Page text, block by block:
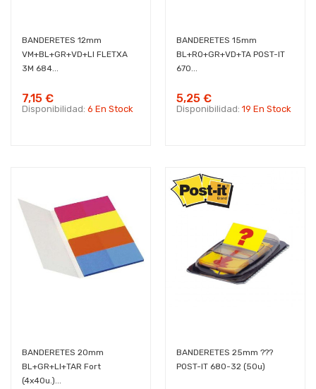
BANDERETES 12mm
VM+BL+GR+VD+LI FLETXA
3M 684...
7,15 €
Disponibilidad: 6 En Stock
BANDERETES 15mm
BL+RO+GR+VD+TA POST-IT
670...
5,25 €
Disponibilidad: 19 En Stock
BANDERETES 20mm
BL+GR+LI+TAR Fort
(4x40u.)...
BANDERETES 25mm ???
POST-IT 680-32 (50u)